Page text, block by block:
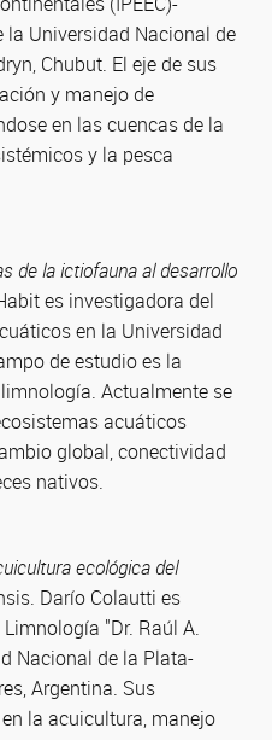
la Universidad Nacional de
Chubut. El eje de sus
y manejo de
en las cuencas de la
y la pesca
de la ictiofauna al desarrollo
es investigadora del
en la Universidad
de estudio es la
Actualmente se
acuáticos
global, conectividad
nativos.
ecológica del
Darío Colautti es
"Dr. Raúl A.
Nacional de la Plata-
Argentina. Sus
la acuicultura, manejo